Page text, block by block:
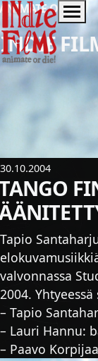
Indie
ANIMATE OR DIE!
INDIE
30.10.2004
Tapio
valvonnassa
2004.
– Tapio
– Lauri Hannu:
– Paavo